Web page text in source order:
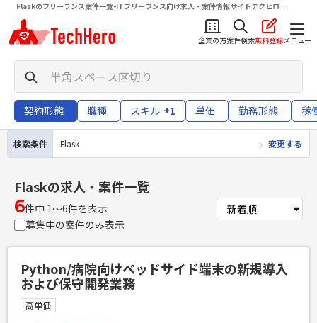
Flaskのフリーランス案件一覧-ITフリーランス向け求人・案件情報サイトテクヒロ
（TechHero）
企業の方案件検索無料登録メニュー
契約形態 職種 スキル +1 単価 勤務形態 稼
検索条件 Flask 変更する
Flaskの求人・案件一覧
6件中 1〜6件を表示
募集中の案件のみ表示
Python/病院向けベッドサイド端末の新規導入
および保守開発業務
高単価